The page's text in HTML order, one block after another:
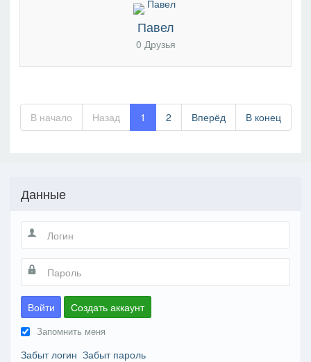
Павел
0 Друзья
В начало Назад 1 2 Вперёд В конец
Данные
Войти Создать аккаунт
Запомнить меня
Забыт логин Забыт пароль